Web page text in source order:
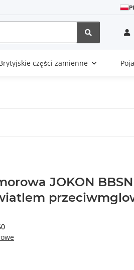
części zamienne
JOKON